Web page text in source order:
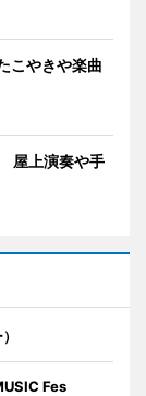
こやきや楽曲
屋上演奏や手
Fes